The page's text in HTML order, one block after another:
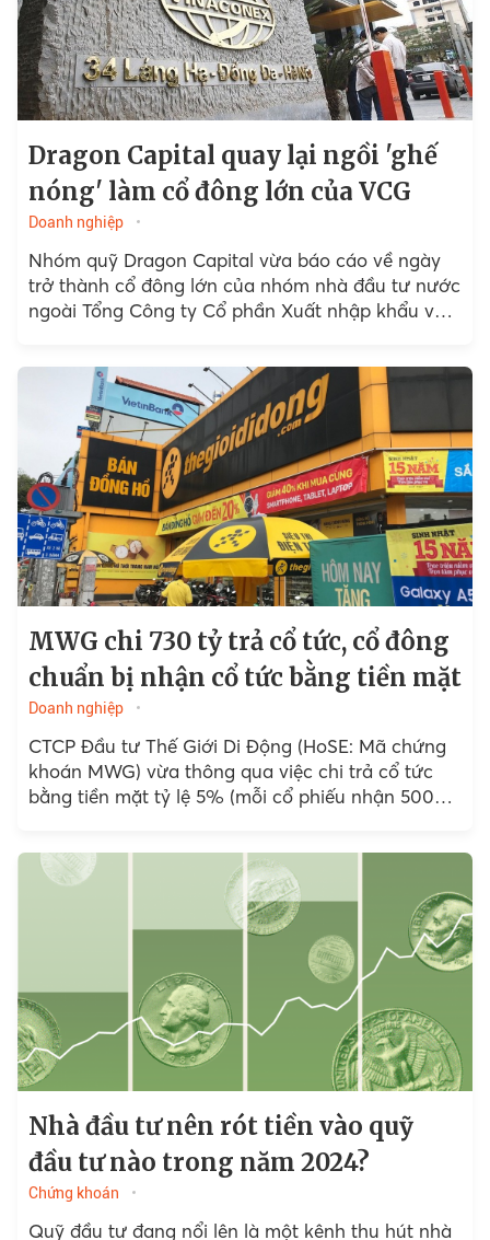
Dragon Capital quay lại ngồi 'ghế
nóng' làm cổ đông lớn của VCG
Doanh nghiệp
Nhóm quỹ Dragon Capital vừa báo cáo về ngày
trở thành cổ đông lớn của nhóm nhà đầu tư nước
ngoài Tổng Công ty Cổ phần Xuất nhập khẩu và
MWG chi 730 tỷ trả cổ tức, cổ đông
chuẩn bị nhận cổ tức bằng tiền mặt
Doanh nghiệp
CTCP Đầu tư Thế Giới Di Động (HoSE: Mã chứng
khoán MWG) vừa thông qua việc chi trả cổ tức
bằng tiền mặt tỷ lệ 5% (mỗi cổ phiếu nhận 500
Nhà đầu tư nên rót tiền vào quỹ
đầu tư nào trong năm 2024?
Chứng khoán
Quỹ đầu tư đang nổi lên là một kênh thu hút nhà